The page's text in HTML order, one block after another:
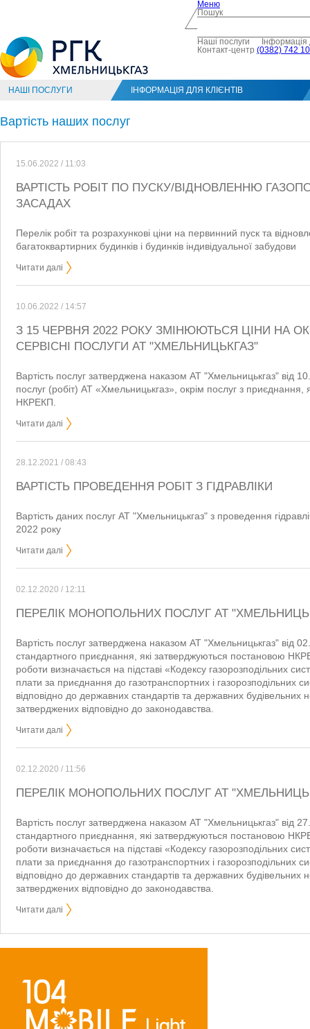
Меню
Пошук
Наші послуги
Інформація
Контакт-центр (0382) 742
НАШІ ПОСЛУГИ ІНФОРМАЦІЯ ДЛЯ КЛІЄНТІВ
Вартість наших послуг
15.06.2022 / 11:03
ВАРТІСТЬ РОБІТ ПО ПУСКУ/ВІДНОВЛЕННЮ
ЗАСАДАХ
Перелік робіт та розрахункові ціни на первинний пуск та
багатоквартирних будинків і будинків індивідуальної забудови
Читати далі
10.06.2022 / 14:57
З 15 ЧЕРВНЯ 2022 РОКУ ЗМІНЮЮТЬСЯ ЦІНИ НА
СЕРВІСНІ ПОСЛУГИ АТ "ХМЕЛЬНИЦЬКГАЗ"
Вартість послуг затверджена наказом АТ "Хмельницькгаз" від
послуг (робіт) АТ «Хмельницькгаз», окрім послуг з приєднання,
НКРЕКП.
Читати далі
28.12.2021 / 08:43
ВАРТІСТЬ ПРОВЕДЕННЯ РОБІТ З ГІДРАВЛІКИ
Вартість даних послуг АТ "Хмельницькгаз" з проведення
2022 року
Читати далі
02.12.2020 / 12:11
ПЕРЕЛІК МОНОПОЛЬНИХ ПОСЛУГ АТ
Вартість послуг затверджена наказом АТ "Хмельницькгаз" від
стандартного приєднання, які затверджуються постановою
роботи визначається на підставі «Кодексу газорозподільних
плати за приєднання до газотранспортних і газорозподільних
відповідно до державних стандартів та державних будівельних
затверджених відповідно до законодавства.
Читати далі
02.12.2020 / 11:56
ПЕРЕЛІК МОНОПОЛЬНИХ ПОСЛУГ АТ
Вартість послуг затверджена наказом АТ "Хмельницькгаз" від
стандартного приєднання, які затверджуються постановою
роботи визначається на підставі «Кодексу газорозподільних
плати за приєднання до газотранспортних і газорозподільних
відповідно до державних стандартів та державних будівельних
затверджених відповідно до законодавства.
Читати далі